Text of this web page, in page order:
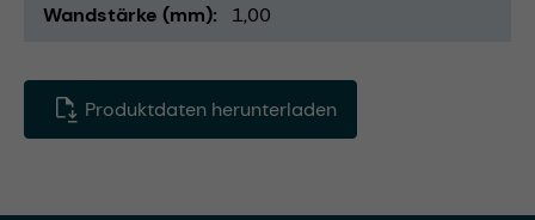
Wandstärke (mm) 1,00
Produktdaten herunterladen